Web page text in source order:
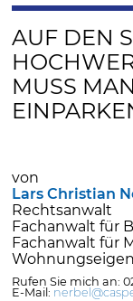
AUF DEN
MUSS
von
Lars Christian
Rechtsanwalt
Fachanwalt für
Fachanwalt für
Rufen Sie mich an:
E-Mail: